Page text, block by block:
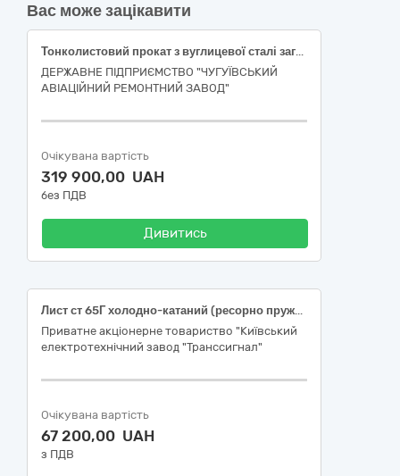
Вас може зацікавити
Тонколистовий прокат з вуглицевої сталі загального призначення (Лист х/к 08кп ТУ 14-15-309-93 ДСТУ 7809:2015 ДСТУ 8971:2019 3х1250х2500)
ДЕРЖАВНЕ ПІДПРИЄМСТВО "ЧУГУЇВСЬКИЙ
АВІАЦІЙНИЙ РЕМОНТНИЙ ЗАВОД"
Очікувана вартість
319 900,00 UAH
без ПДВ
Дивитись
Лист ст 65Г холодно-катаний (ресорно пружинний) товщиною 2 мм
Приватне акціонерне товариство "Київський
електротехнічний завод "Транссигнал"
Очікувана вартість
67 200,00 UAH
з ПДВ